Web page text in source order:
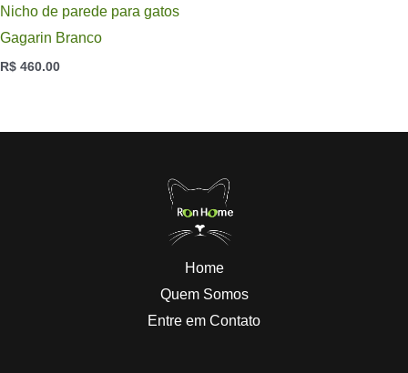
Nicho de parede para gatos
Gagarin Branco
R$ 460.00
Home
Quem Somos
Entre em Contato